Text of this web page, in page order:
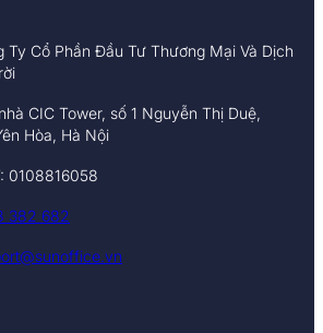
Ty Cổ Phần Đầu Tư Thương Mại Và Dịch
CIC Tower, số 1 Nguyễn Thị Duệ,
Hòa, Hà Nội
0108816058
382 682